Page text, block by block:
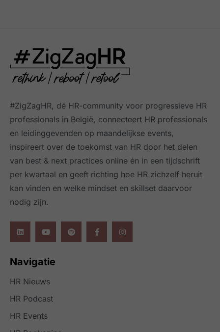
#ZigZagHR, dé HR-community voor progressieve HR
professionals in België, connecteert HR professionals
en leidinggevenden op maandelijkse events,
inspireert over de toekomst van HR door het delen
van best & next practices online én in een tijdschrift
per kwartaal en geeft richting hoe HR zichzelf heruit
kan vinden en welke mindset en skillset daarvoor
nodig zijn.
Navigatie
HR Nieuws
HR Podcast
HR Events